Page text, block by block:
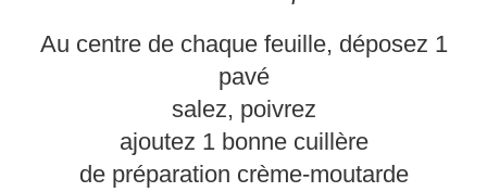
Au centre de chaque feuille, déposez 1
pavé
salez, poivrez
ajoutez 1 bonne cuillère
de préparation crème-moutarde